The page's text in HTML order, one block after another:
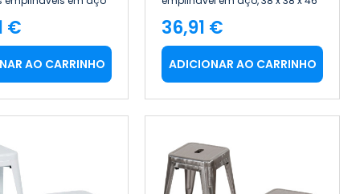
€
AO CARRINHO
Preço
36,91 €
ADICIONAR AO CARRINHO